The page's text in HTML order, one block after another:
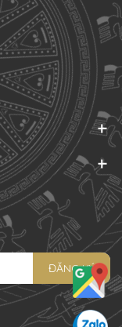
ĐĂNG KÝ